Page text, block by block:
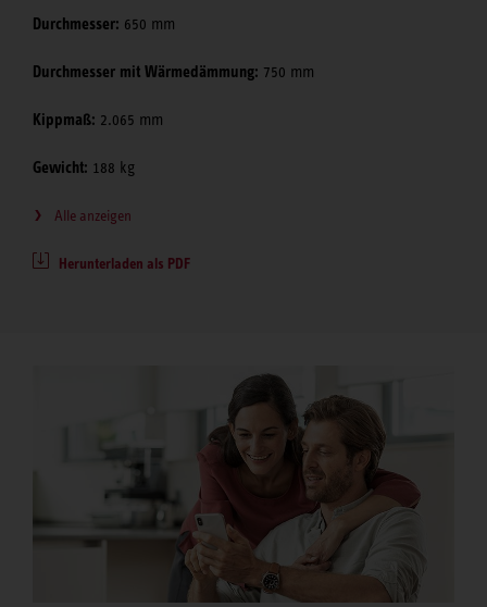
Durchmesser: 650 mm
Durchmesser mit Wärmedämmung: 750 mm
Kippmaß: 2.065 mm
Gewicht: 188 kg
Alle anzeigen
Herunterladen als PDF